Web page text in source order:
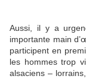
Aussi, il y a
importante main
participent en
les hommes trop
alsaciens –